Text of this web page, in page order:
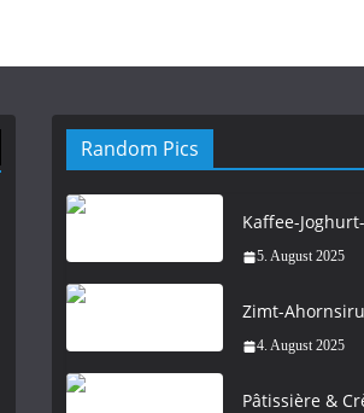
Random Pics
Kaffee-
5. August 2025
Zimt-
4. August 2025
Pâtissière &